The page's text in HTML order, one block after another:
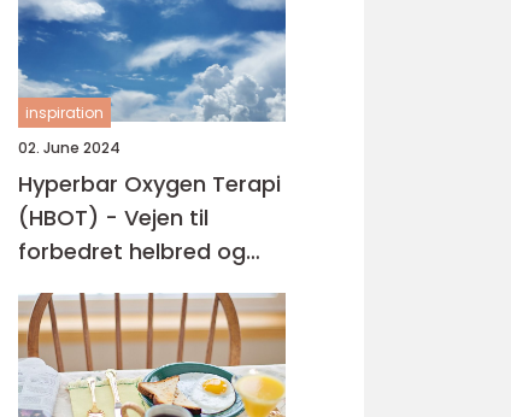
inspiration
02. June 2024
Hyperbar Oxygen Terapi
(HBOT) - Vejen til
forbedret helbred og
velvære